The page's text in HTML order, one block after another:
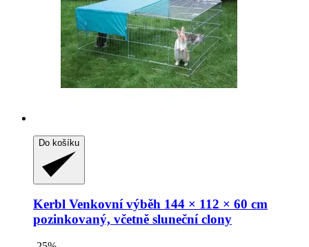
Do košíku
Kerbl Venkovní výběh 144 × 112 × 60 cm
pozinkovaný, včetně sluneční clony